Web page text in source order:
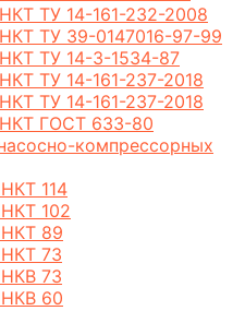
ТУ 14-161-232-2008
ТУ 39-0147016-97-99
ТУ 14-3-1534-87
ТУ 14-161-237-2018
ТУ 14-161-237-2018
ГОСТ 633-80
компрессорных
114
102
89
73
73
60